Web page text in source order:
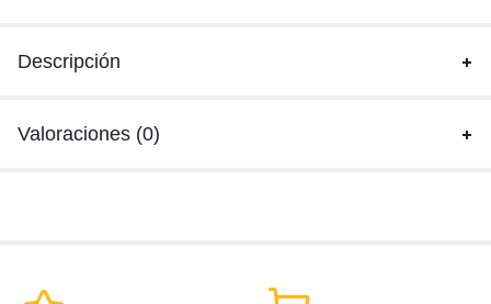
Descripción
Valoraciones (0)